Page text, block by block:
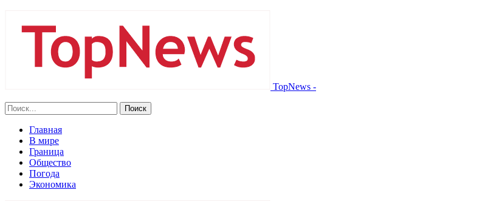
TopNews -
Главная
В мире
Граница
Общество
Погода
Экономика